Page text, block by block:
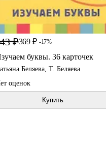
₽369 ₽ -17%
буквы. 36 карточек
Беляева, Т. Беляева
оценок
Купить